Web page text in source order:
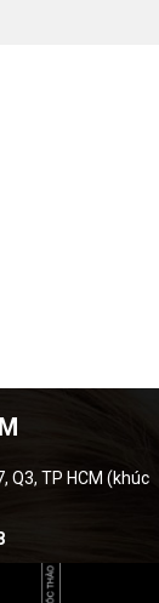
Q3, TP HCM (khúc